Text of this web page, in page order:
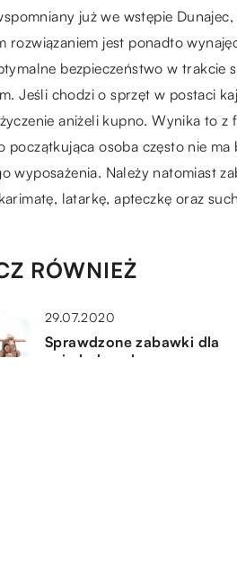
już we wstępie
rozwiązaniem jest ponadto
bezpieczeństwo w trakcie
Jeśli chodzi o sprzęt w postaci
aniżeli kupno. Wynika to
początkująca osoba często nie
wyposażenia. Należy natomiast
latarkę, apteczkę oraz
RÓWNIEŻ
29.07.2020
Sprawdzone zabawki dla
najmłodszych